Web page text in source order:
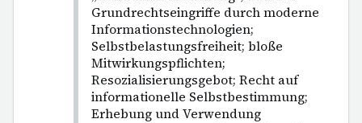
Grundrechtseingriffe durch moderne
Informationstechnologien;
Selbstbelastungsfreiheit; bloße
Mitwirkungspflichten;
Resozialisierungsgebot; Recht auf
informationelle Selbstbestimmung;
Erhebung und Verwendung